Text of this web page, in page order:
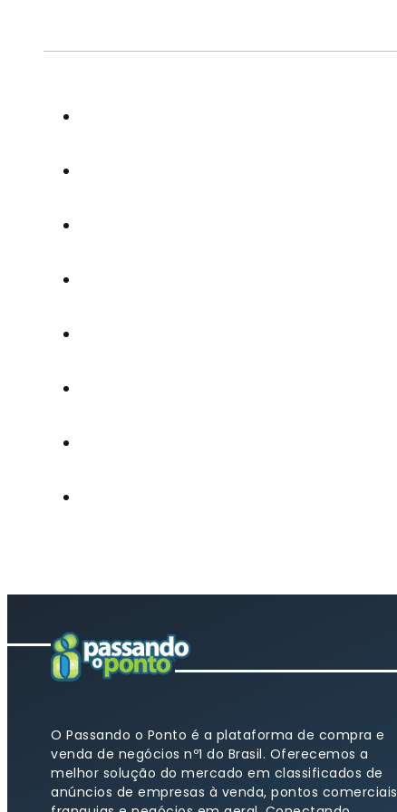
O Passando o Ponto é a plataforma de compra e
venda de negócios nº1 do Brasil. Oferecemos a
melhor solução do mercado em classificados de
anúncios de empresas à venda, pontos comerciais